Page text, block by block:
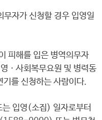
무자가 신청할 경우 입영일
피해를 입은 병역의무자
ㆍ사회복무요원 및 병력동
기를 신청하는 사람이다.
입영(소집) 일자로부터